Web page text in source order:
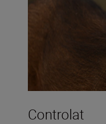
Controlat